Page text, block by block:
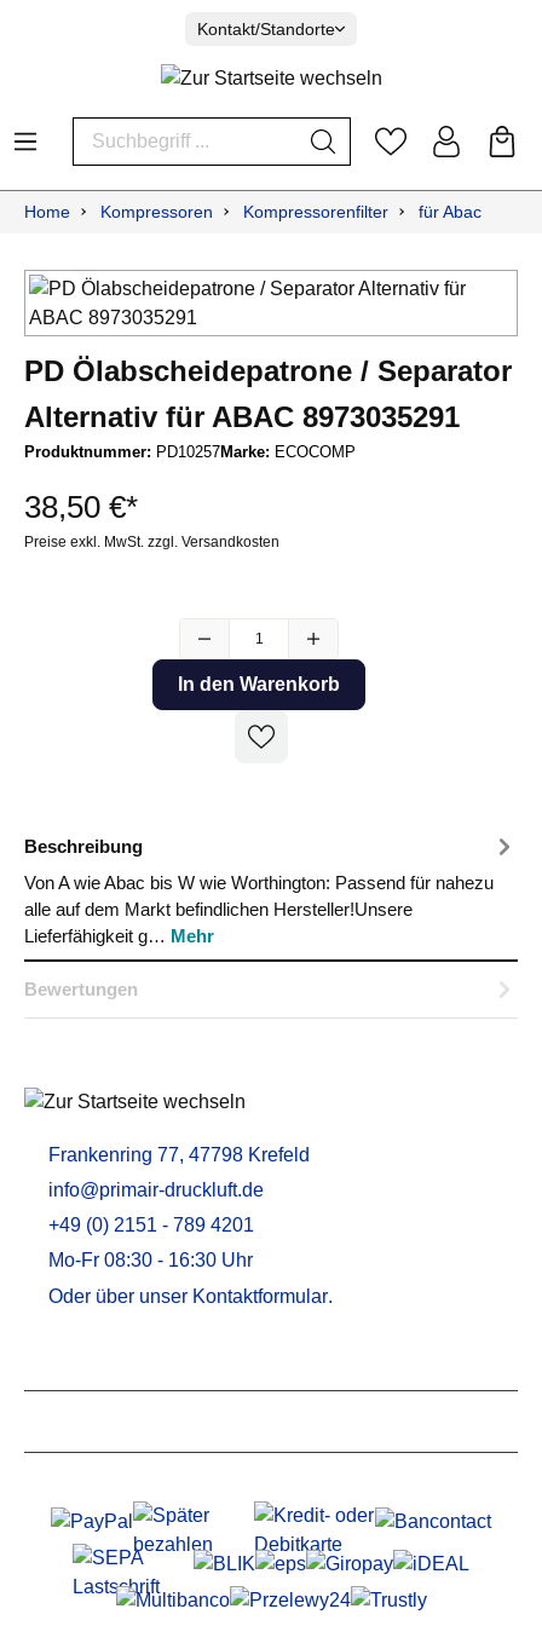
Kontakt/Standorte
Home Kompressoren Kompressorenfilter für Abac
PD Ölabscheidepatrone / Separator
Alternativ für ABAC 8973035291
Produktnummer: PD10257Marke: ECOCOMP
38,50 €*
Preise exkl. MwSt. zzgl. Versandkosten
In den Warenkorb
Beschreibung
Von A wie Abac bis W wie Worthington: Passend für nahezu
alle auf dem Markt befindlichen Hersteller!Unsere
Lieferfähigkeit g… Mehr
Bewertungen
Frankenring 77, 47798 Krefeld
info@primair-druckluft.de
+49 (0) 2151 - 789 4201
Mo-Fr 08:30 - 16:30 Uhr
Oder über unser Kontaktformular.